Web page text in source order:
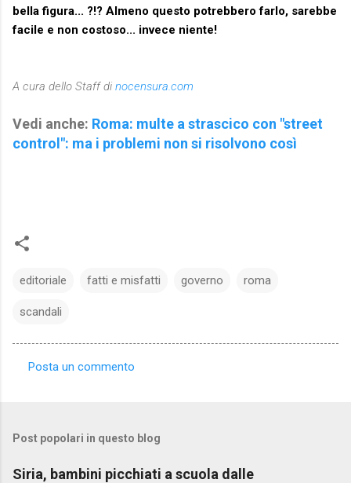
bella figura... ?!? Almeno questo potrebbero farlo, sarebbe
facile e non costoso... invece niente!
A cura dello Staff di nocensura.com
Vedi anche: Roma: multe a strascico con "street
control": ma i problemi non si risolvono così
editoriale fatti e misfatti governo roma
scandali
e
Posta un commento
Post popolari in questo blog
Siria, bambini picchiati a scuola dalle